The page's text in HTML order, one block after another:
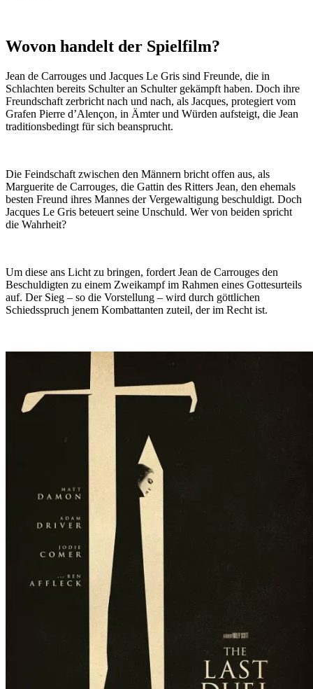
Wovon handelt der Spielfilm?
Jean de Carrouges und Jacques Le Gris sind Freunde, die in
Schlachten bereits Schulter an Schulter gekämpft haben. Doch ihre
Freundschaft zerbricht nach und nach, als Jacques, protegiert vom
Grafen Pierre d’Alençon, in Ämter und Würden aufsteigt, die Jean
traditionsbedingt für sich beansprucht.
Die Feindschaft zwischen den Männern bricht offen aus, als
Marguerite de Carrouges, die Gattin des Ritters Jean, den ehemals
besten Freund ihres Mannes der Vergewaltigung beschuldigt. Doch
Jacques Le Gris beteuert seine Unschuld. Wer von beiden spricht
die Wahrheit?
Um diese ans Licht zu bringen, fordert Jean de Carrouges den
Beschuldigten zu einem Zweikampf im Rahmen eines Gottesurteils
auf. Der Sieg – so die Vorstellung – wird durch göttlichen
Schiedsspruch jenem Kombattanten zuteil, der im Recht ist.